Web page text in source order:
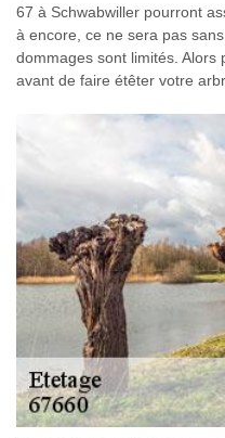
67 à Schwabwiller pourront
à encore, ce ne sera pas
dommages sont limités. Alors
avant de faire étêter votre